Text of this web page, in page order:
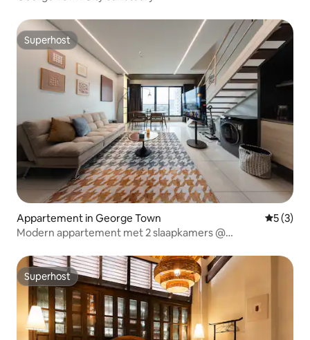
Superhost
Superhost
Appartement in George Town
5 (3)
Modern appartement met 2 slaapkamers @
Superhost
Superhost